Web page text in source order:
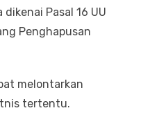
Pasal 16 UU
Penghapusan
melontarkan
tertentu.